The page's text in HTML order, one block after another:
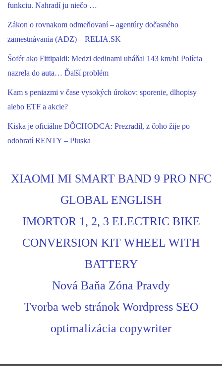
funkciu. Nahradí ju niečo …
Zákon o rovnakom odmeňovaní – agentúry dočasného
zamestnávania (ADZ) – RELIA.SK
Šofér ako Fittipaldi: Medzi dedinami uháňal 143 km/h! Polícia
nazrela do auta… Ďalší problém
Kam s peniazmi v čase vysokých úrokov: sporenie, dlhopisy
alebo ETF a akcie?
Kiska je oficiálne DÔCHODCA: Prezradil, z čoho žije po
odobratí RENTY – Pluska
XIAOMI MI SMART BAND 9 PRO NFC
GLOBAL ENGLISH
IMORTOR 1, 2, 3 ELECTRIC BIKE
CONVERSION KIT WHEEL WITH
BATTERY
Nová Baňa Zóna Pravdy
Tvorba web stránok Wordpress SEO
optimalizácia copywriter